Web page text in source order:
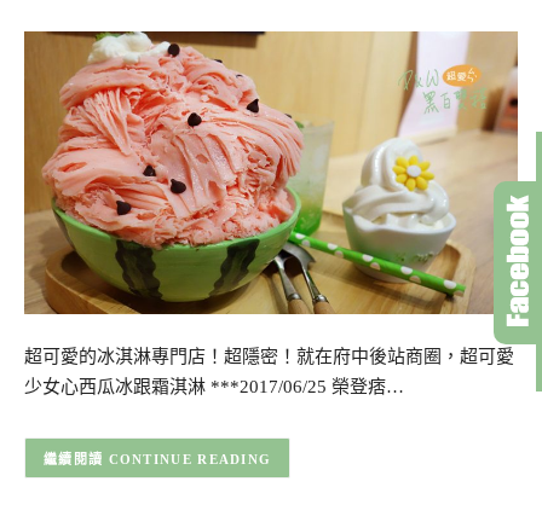
超可愛的冰淇淋專門店！超隱密！就在府中後站商圈，超可愛
少女心西瓜冰跟霜淇淋 ***2017/06/25 榮登痞…
CONTINUE READING